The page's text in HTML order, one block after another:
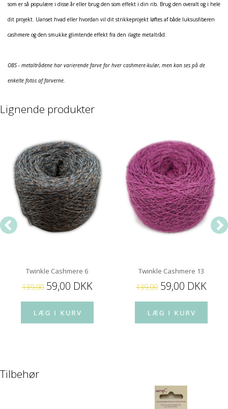
som er så populære i disse år eller brug den som effekt i din rib. Brug den overalt og i hele
dit projekt. Uanset hvad eller hvordan vil dit strikkeprojekt løftes af både luksusfiberen
cashmere og den smukke glimtende effekt fra den ilagte metaltråd.
OBS - metaltrådene har varierende farve for hver cashmere-kulør, men kan ses på de
enkelte fotos af farverne.
Lignende produkter
Twinkle Cashmere 6
139,0059,00 DKK
Twinkle Cashmere 13
139,0059,00 DKK
Tilbehør